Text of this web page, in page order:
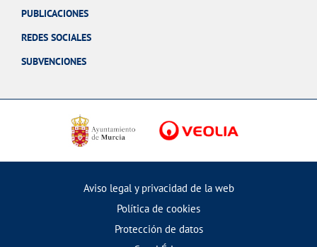
PUBLICACIONES
REDES SOCIALES
SUBVENCIONES
Aviso legal y privacidad de la web
Política de cookies
Protección de datos